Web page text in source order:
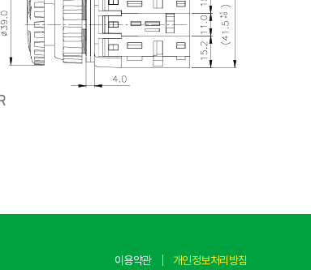
이용약관 개인정보처리방침